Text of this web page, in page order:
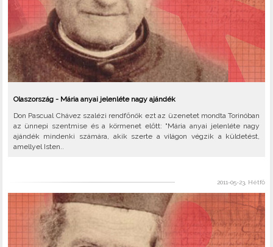
Olaszország - Mária anyai jelenléte nagy ajándék
Don Pascual Chávez szalézi rendfőnök ezt az üzenetet mondta Torinóban
az ünnepi szentmise és a körmenet előtt: "Mária anyai jelenléte nagy
ajándék mindenki számára, akik szerte a világon végzik a küldetést,
amellyel Isten..
2011-05-23, Hétfő